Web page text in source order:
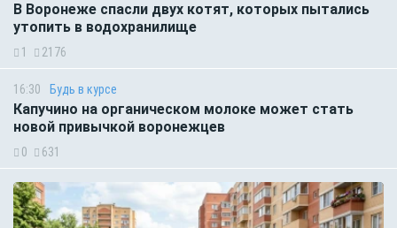
В Воронеже спасли двух котят, которых пытались
утопить в водохранилище
1 2176
16:30 Будь в курсе
Капучино на органическом молоке может стать
новой привычкой воронежцев
0 631